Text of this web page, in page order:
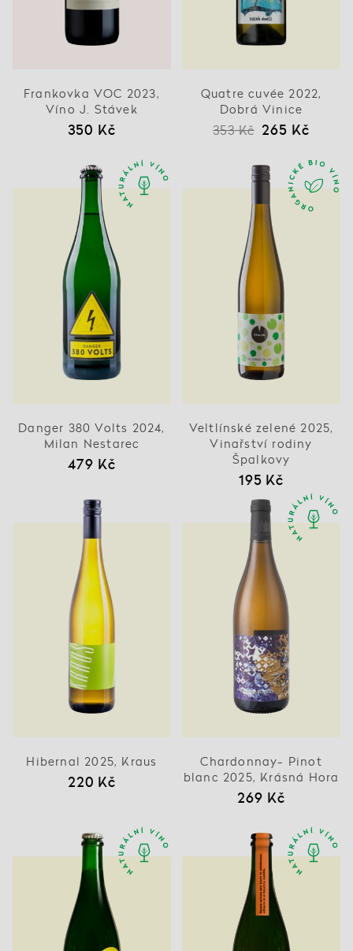
Frankovka VOC 2023,
Víno J. Stávek
350 Kč
Quatre cuvée 2022,
Dobrá Vinice
353 Kč 265 Kč
Danger 380 Volts 2024,
Milan Nestarec
479 Kč
Veltlínské zelené 2025,
Vinařství rodiny
Špalkovy
195 Kč
Hibernal 2025, Kraus
220 Kč
Chardonnay- Pinot
blanc 2025, Krásná Hora
269 Kč